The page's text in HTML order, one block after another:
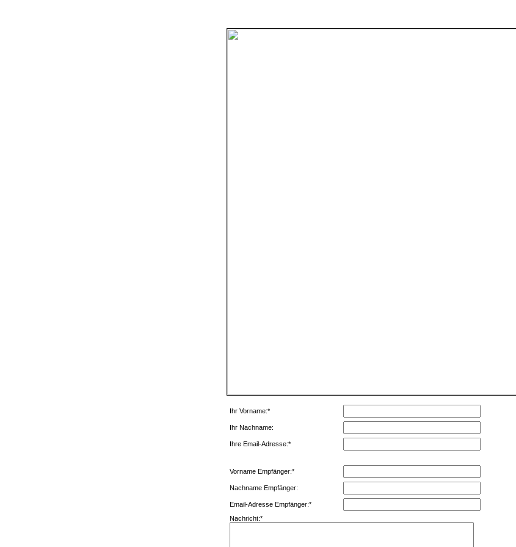
Ihr Vorname:*
Ihr Nachname:
Ihre Email-Adresse:*
Vorname Empfänger:*
Nachname Empfänger:
Email-Adresse Empfänger:*
Nachricht:*